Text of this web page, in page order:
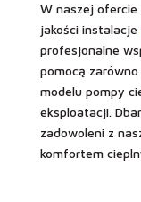
W naszej
jakości instalacje
profesjonalne
pomocą
modelu pompy
eksploatacji.
zadowoleni z
komfortem